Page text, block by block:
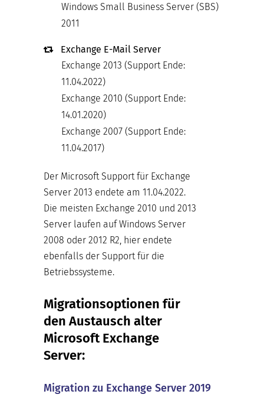
Windows Small Business Server (SBS)
2011
Exchange E-Mail Server
Exchange 2013 (Support Ende:
11.04.2022)
Exchange 2010 (Support Ende:
14.01.2020)
Exchange 2007 (Support Ende:
11.04.2017)
Der Microsoft Support für Exchange
Server 2013 endete am 11.04.2022.
Die meisten Exchange 2010 und 2013
Server laufen auf Windows Server
2008 oder 2012 R2, hier endete
ebenfalls der Support für die
Betriebssysteme.
Migrationsoptionen für
den Austausch alter
Microsoft Exchange
Server:
Migration zu Exchange Server 2019